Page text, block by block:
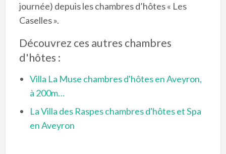
journée) depuis les chambres d’hôtes « Les
Caselles ».
Découvrez ces autres chambres
d'hôtes :
Villa La Muse chambres d'hôtes en Aveyron,
à 200m…
La Villa des Raspes chambres d'hôtes et Spa
en Aveyron